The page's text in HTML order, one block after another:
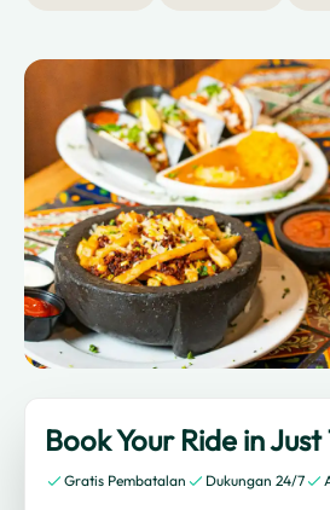
Book Your Ride in Just
Gratis Pembatalan Dukungan 24/7